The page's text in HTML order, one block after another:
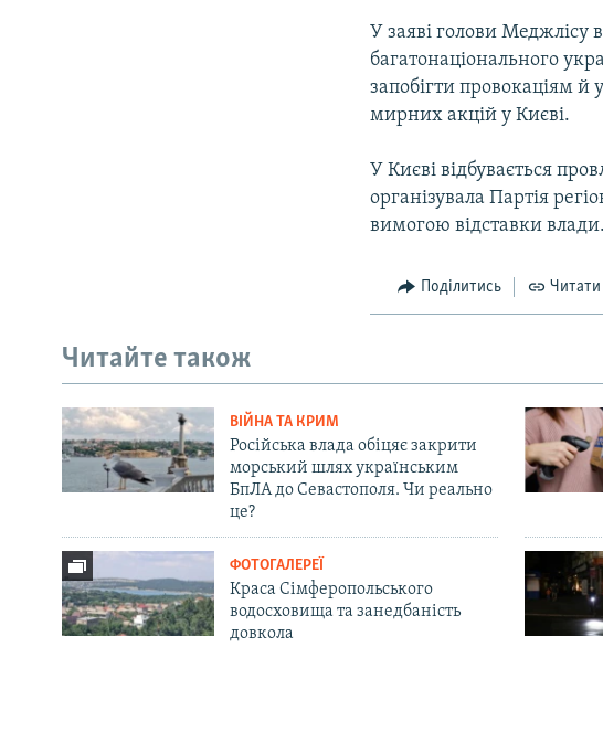
У заяві голови Меджлісу
багатонаціонального
запобігти провокаціям й
мирних акцій у Києві.
У Києві відбувається
організувала Партія
вимогою відставки
Поділитись Читати
Читайте також
ВІЙНА ТА КРИМ
Російська влада обіцяє закрити
морський шлях українським
БпЛА до Севастополя. Чи реально
це?
ФОТОГАЛЕРЕЇ
Краса Сімферопольського
водосховища та занедбаність
довкола